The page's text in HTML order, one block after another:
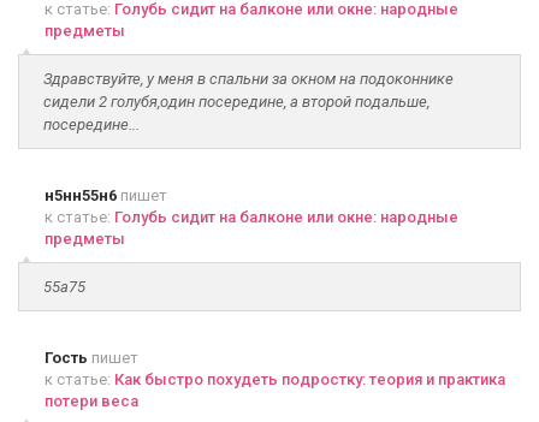
к статье: Голубь сидит на балконе или окне: народные
предметы
Здравствуйте, у меня в спальни за окном на подоконнике
сидели 2 голубя,один посередине, а второй подальше,
посередине...
н5нн55н6 пишет
к статье: Голубь сидит на балконе или окне: народные
предметы
55а75
Гость пишет
к статье: Как быстро похудеть подростку: теория и практика
потери веса